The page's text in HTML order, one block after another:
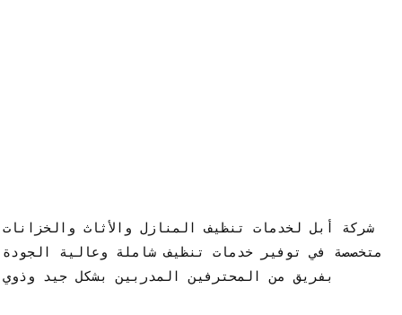
شركة أبل لخدمات تنظيف المنازل والأثاث
متخصصة في توفير خدمات تنظيف شاملة وعالية
بفريق من المحترفين المدربين بشكل جيد